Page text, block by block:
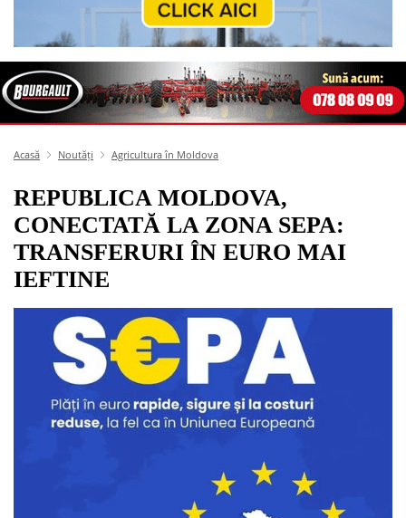
Acasă Noutăți Agricultura în Moldova
REPUBLICA MOLDOVA,
CONECTATĂ LA ZONA SEPA:
TRANSFERURI ÎN EURO MAI
IEFTINE